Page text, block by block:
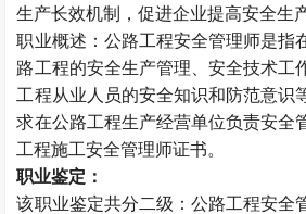
生产长效机制，促进企业提高安全生
职业概述：公路工程安全管理师是指
路工程的安全生产管理、安全技术工
工程从业人员的安全知识和防范意识
求在公路工程生产经营单位负责安全
工程施工安全管理师证书。
职业鉴定：
该职业鉴定共分二级：公路工程安全